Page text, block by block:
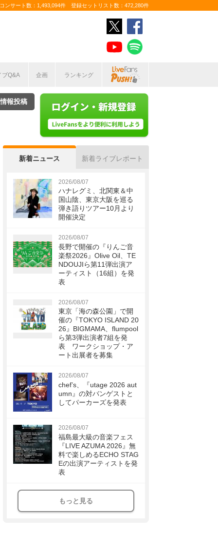
ンサート数：1,493,094件 登録セットリスト数：472,280件
ブQ&A 企画 ランキング
報投稿
新着ニュース 新着ライブレポート
2026/08/07
ハナレグミ、北関東＆中
国山陰、東京大阪を巡る
弾き語りツアー10月より
開催決定
2026/08/07
長野で開催の『りんご音
楽祭2026』Olive Oil、TE
NDOUJIら第11弾出演ア
ーティスト（16組）を発
表
2026/08/07
東京「海の森公園」で開
催の『TOKYO ISLAND 20
26』BIGMAMA、flumpool
ら第3弾出演者7組を発
表 ワークショップ・ア
ート出展者を募集
2026/08/07
chef’s、『utage 2026 aut
umn』の対バンゲストと
してパーカーズを発表
2026/08/07
福島最大級の音楽フェス
『LIVE AZUMA 2026』無
料で楽しめるECHO STAG
Eの出演アーティストを発
表
もっと見る